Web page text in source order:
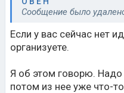
Сообщение было
Если у вас сейчас нет
организуете.
Я об этом говорю. Надо
потом из нее уже что-